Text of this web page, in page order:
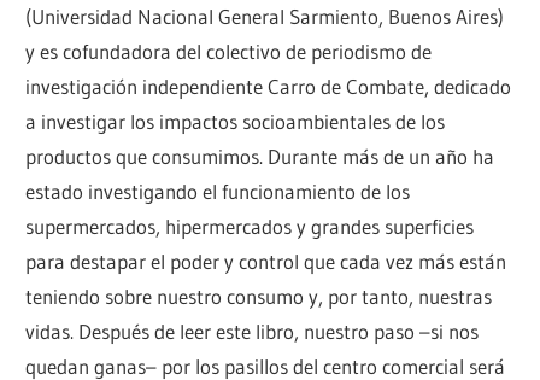
(Universidad Nacional General Sarmiento, Buenos Aires)
y es cofundadora del colectivo de periodismo de
investigación independiente Carro de Combate, dedicado
a investigar los impactos socioambientales de los
productos que consumimos. Durante más de un año ha
estado investigando el funcionamiento de los
supermercados, hipermercados y grandes superficies
para destapar el poder y control que cada vez más están
teniendo sobre nuestro consumo y, por tanto, nuestras
vidas. Después de leer este libro, nuestro paso –si nos
quedan ganas– por los pasillos del centro comercial será